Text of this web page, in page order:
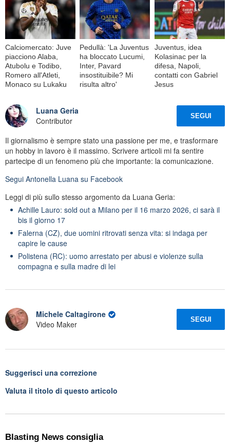
Calciomercato: Juve
piacciono Alaba,
Atubolu e Todibo,
Romero all'Atleti,
Monaco su Lukaku
Pedullà: 'La Juventus
ha bloccato Lucumi,
Inter, Pavard
insostituibile? Mi
risulta altro'
Juventus, idea
Kolasinac per la
difesa, Napoli,
contatti con Gabriel
Jesus
Luana Geria
Contributor
SEGUI
Il giornalismo è sempre stato una passione per me, e trasformare
un hobby in lavoro è il massimo. Scrivere articoli mi fa sentire
partecipe di un fenomeno più che importante: la comunicazione.
Segui Antonella Luana su Facebook
Leggi di più sullo stesso argomento da Luana Geria:
Achille Lauro: sold out a Milano per il 16 marzo 2026, ci sarà il
bis il giorno 17
Falerna (CZ), due uomini ritrovati senza vita: si indaga per
capire le cause
Polistena (RC): uomo arrestato per abusi e violenze sulla
compagna e sulla madre di lei
Michele Caltagirone
Video Maker
SEGUI
Suggerisci una correzione
Valuta il titolo di questo articolo
Blasting News consiglia